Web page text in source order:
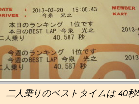
二人乗りのベストタイムは 40秒